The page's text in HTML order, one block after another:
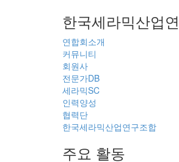
한국세라믹산업
연합회소개
커뮤니티
회원사
전문가DB
세라믹SC
인력양성
협력단
한국세라믹산업연구조합
주요 활동